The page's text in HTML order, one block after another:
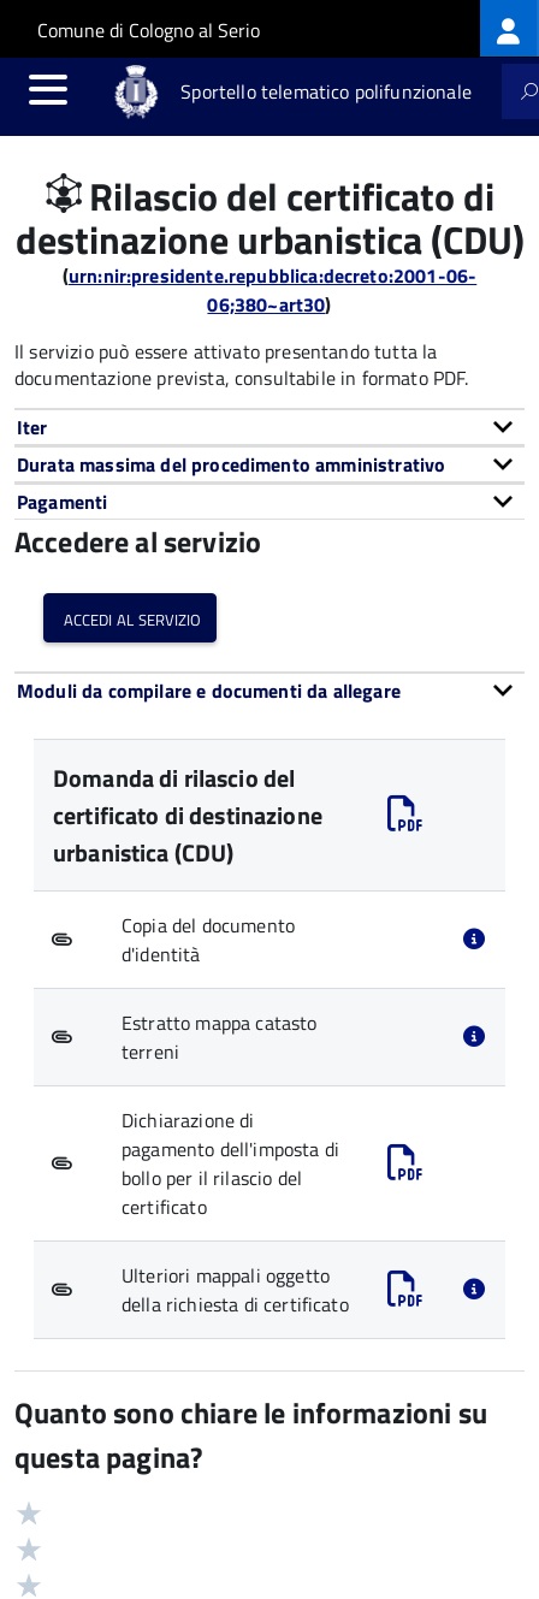
Salta al contenuto principale
Skip to site navigation
Comune di Cologno al Serio
Sportello telematico polifunzionale
Rilascio del certificato di
destinazione urbanistica (CDU)
(urn:nir:presidente.repubblica:decreto:2001-06-
06;380~art30)
Il servizio può essere attivato presentando tutta la
documentazione prevista, consultabile in formato PDF.
Iter
Durata massima del procedimento amministrativo
Pagamenti
Accedere al servizio
accedi al servizio
Moduli da compilare e documenti da allegare
Domanda di rilascio del
certificato di destinazione
urbanistica (CDU)
Copia del documento
d'identità
Estratto mappa catasto
terreni
Dichiarazione di
pagamento dell'imposta di
bollo per il rilascio del
certificato
Ulteriori mappali oggetto
della richiesta di certificato
Quanto sono chiare le informazioni su
questa pagina?
Valutazione